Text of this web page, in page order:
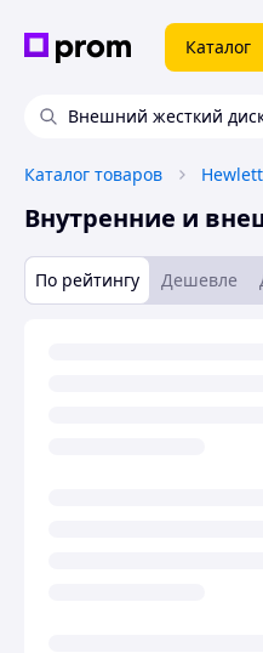
Каталог
Внешний жесткий
Каталог товаров
Внутренние и
По рейтингу Дешевле